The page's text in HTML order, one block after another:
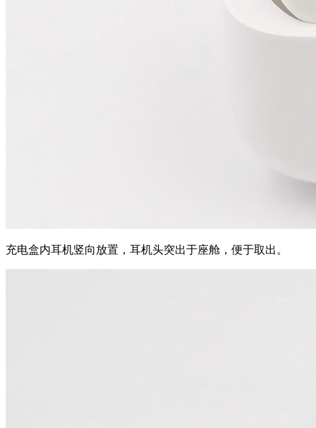
充电盒内耳机竖向放置，耳机头突出于座舱，便于取出。